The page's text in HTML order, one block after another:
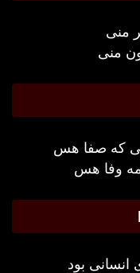
منی
منی
که صفا هس
وفا هس
بود